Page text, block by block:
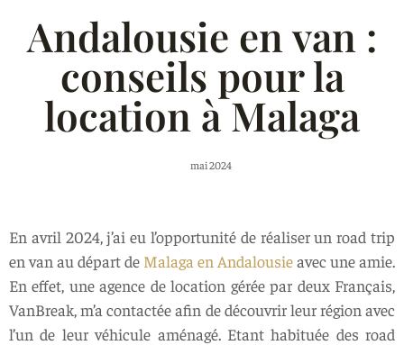
Andalousie en van :
conseils pour la
location à Malaga
mai 2024
En avril 2024, j’ai eu l’opportunité de réaliser un road trip
en van au départ de Malaga en Andalousieavec une amie.
En effet, une agence de location gérée par deux Français,
VanBreak, m’a contactée afin de découvrir leur région avec
l’un de leur véhicule aménagé. Etant habituée des road